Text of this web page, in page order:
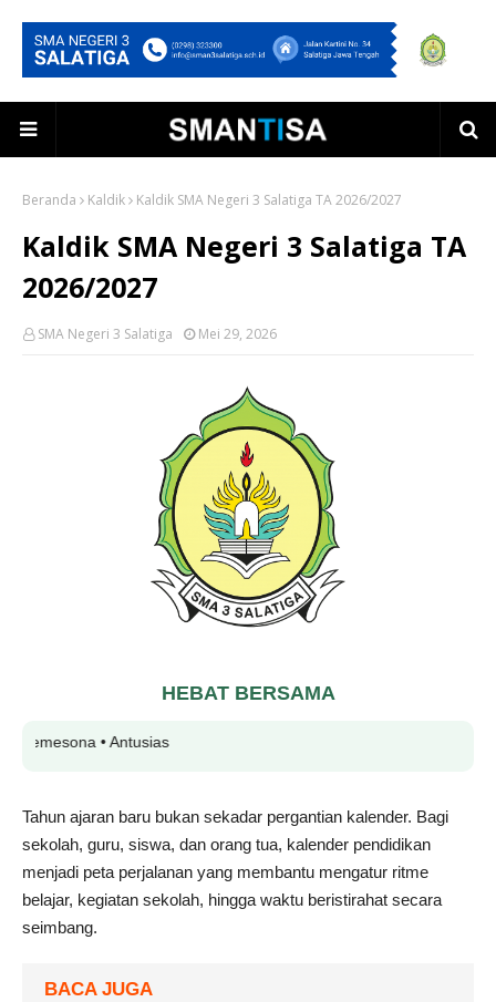
Beranda Kaldik Kaldik SMA Negeri 3 Salatiga TA 2026/2027
Kaldik SMA Negeri 3 Salatiga TA
2026/2027
SMA Negeri 3 Salatiga Mei 29, 2026
HEBAT BERSAMA
• Antusias
Tahun ajaran baru bukan sekadar pergantian kalender. Bagi
sekolah, guru, siswa, dan orang tua, kalender pendidikan
menjadi peta perjalanan yang membantu mengatur ritme
belajar, kegiatan sekolah, hingga waktu beristirahat secara
seimbang.
BACA JUGA